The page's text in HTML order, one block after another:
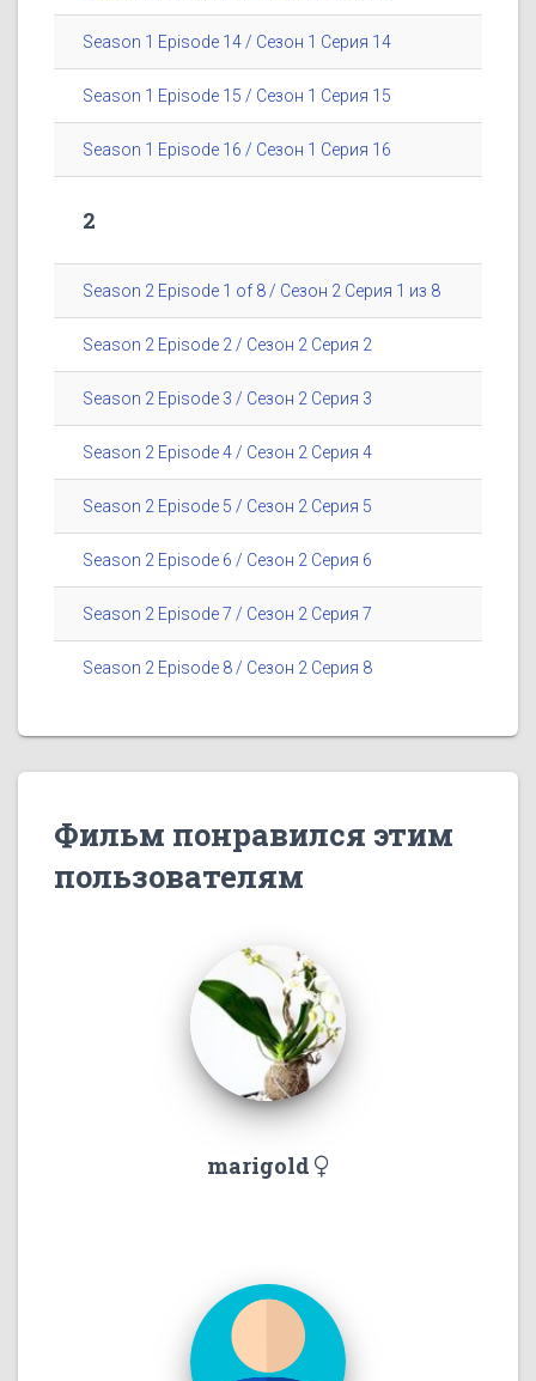
Season 1 Episode 14 / Сезон 1 Серия 14
Season 1 Episode 15 / Сезон 1 Серия 15
Season 1 Episode 16 / Сезон 1 Серия 16
2
Season 2 Episode 1 of 8 / Сезон 2 Серия 1 из 8
Season 2 Episode 2 / Сезон 2 Серия 2
Season 2 Episode 3 / Сезон 2 Серия 3
Season 2 Episode 4 / Сезон 2 Серия 4
Season 2 Episode 5 / Сезон 2 Серия 5
Season 2 Episode 6 / Сезон 2 Серия 6
Season 2 Episode 7 / Сезон 2 Серия 7
Season 2 Episode 8 / Сезон 2 Серия 8
Фильм понравился этим
пользователям
marigold